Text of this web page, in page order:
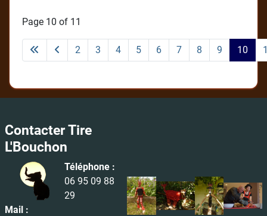
Page 10 of 11
2 3 4 5 6 7 8 9 10
Contacter Tire
L'Bouchon
Téléphone :
06 95 09 88
29
Mail :